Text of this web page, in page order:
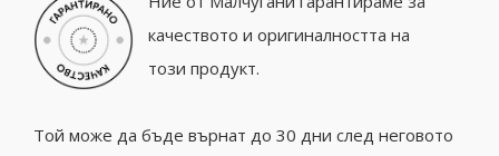
качеството и оригиналността на
този продукт.
Той може да бъде върнат до 30 дни след неговото